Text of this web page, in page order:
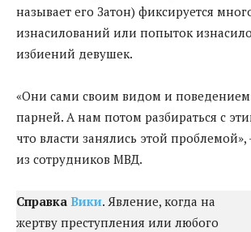
называет его Затон) фиксируется
изнасилований или попыток
избиений девушек.
«Они сами своим видом и
парней. А нам потом разбираться с
что власти занялись этой
из сотрудников МВД.
Справка Вики. Явление, когда на
жертву преступления или любого